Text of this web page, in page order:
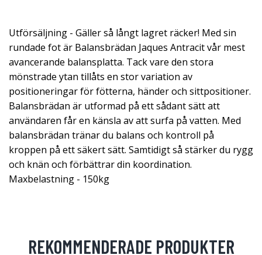
Utförsäljning - Gäller så långt lagret räcker! Med sin
rundade fot är Balansbrädan Jaques Antracit vår mest
avancerande balansplatta. Tack vare den stora
mönstrade ytan tillåts en stor variation av
positioneringar för fötterna, händer och sittpositioner.
Balansbrädan är utformad på ett sådant sätt att
användaren får en känsla av att surfa på vatten. Med
balansbrädan tränar du balans och kontroll på
kroppen på ett säkert sätt. Samtidigt så stärker du rygg
och knän och förbättrar din koordination.
Maxbelastning - 150kg
REKOMMENDERADE PRODUKTER